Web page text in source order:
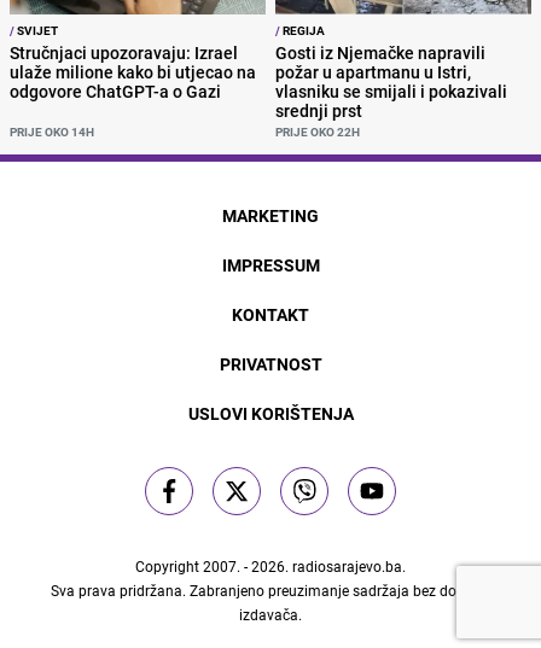
/SVIJET
Stručnjaci upozoravaju: Izrael
ulaže milione kako bi utjecao na
odgovore ChatGPT-a o Gazi
PRIJE OKO 14H
/REGIJA
Gosti iz Njemačke napravili
požar u apartmanu u Istri,
vlasniku se smijali i pokazivali
srednji prst
PRIJE OKO 22H
MARKETING
IMPRESSUM
KONTAKT
PRIVATNOST
USLOVI KORIŠTENJA
Copyright 2007. - 2026. radiosarajevo.ba.
Sva prava pridržana. Zabranjeno preuzimanje sadržaja bez dozvole
izdavača.